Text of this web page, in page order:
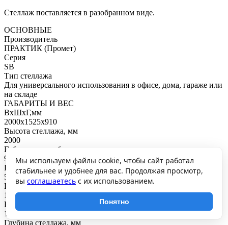
Стеллаж поставляется в разобранном виде.
ОСНОВНЫЕ
Производитель
ПРАКТИК (Промет)
Серия
SB
Тип стеллажа
Для универсального использования в офисе, дома, гараже или
на складе
ГАБАРИТЫ И ВЕС
ВхШхГ,мм
2000x1525x910
Высота стеллажа, мм
2000
Габаритная глубина с учетом стоек, мм
925
Шаг регулирования высоты полки, мм
50
Ширина стеллажа, мм
1525
Габаритная ширина с учетом стоек, мм
1537
Глубина стеллажа, мм
Мы используем файлы cookie, чтобы сайт работал
стабильнее и удобнее для вас. Продолжая просмотр,
вы соглашаетесь с их использованием.
Понятно